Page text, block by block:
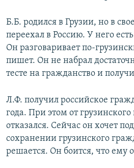
Б.Б. родился в Грузии, но в
переехал в Россию. У него
Он разговаривает по-
пишет. Он не набрал
тесте на гражданство и
Л.Ф. получил российское
года. При этом от
отказался. Сейчас он хочет
сохранении грузинского
решается. Он боится, что ему